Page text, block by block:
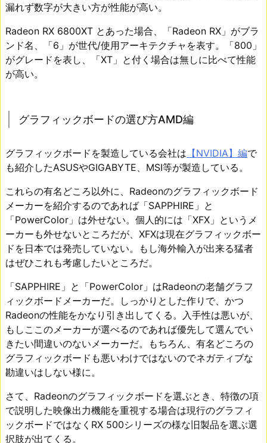
漏れず数字が大きい方が性能が高い。
Radeon RX 6800XT とあった場合、「Radeon RX」がブラ
ンド名、「6」が世代/使用アーキテクチャを表す。「800」
がグレードを表し、「XT」と付く場合は無しに比べて性能
が高い。
グラフィックボードの選び方AMD編
グラフィックボードを製造している会社は 【NVIDIA】編で
も紹介したASUSやGIGABYTE、MSI等が製造している。
これらの有名どころ以外に、Radeonのグラフィックボード
メーカーを紹介するのであれば「SAPPHIRE」と
「PowerColor」は外せない。個人的には「XFX」というメ
ーカーも外せないところだが、XFXは現在グラフィックボー
ドを日本では発売していない。もし海外輸入が出来る猛者
はぜひこれも考慮したいところだ。
「SAPPHIRE」と「PowerColor」はRadeonの老舗グラフ
ィックボードメーカーだ。しっかりとした作りで、かつ
Radeonの性能をかなり引き出してくる。入手性は悪いが、
もしここのメーカーが選べるのであれば優先して選んでい
きたい間違いのないメーカーだ。もちろん、有名どころの
グラフィックボードも悪いわけではないのでネガティブな
勘違いはしない様に。
さて、Radeonのグラフィックボードを選ぶとき、特徴の項
で説明した映像出力機能を重視する場合は現行のグラフィ
ックボードではなくRX 500シリーズの様な旧製品を選ぶ選
択肢が出てくる。